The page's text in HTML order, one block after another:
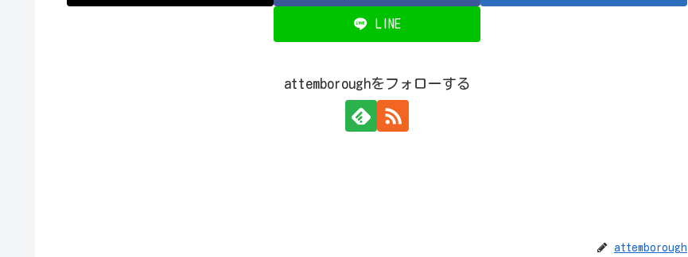
LINE
attemboroughをフォローする
attemborough